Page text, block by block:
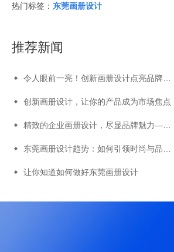
热门标签： 东莞画册设计
推荐新闻
创新画册设计，让你的产品成为市场焦点
精致的企业画册设计，尽显品牌魅力——专业设计打造
让你知道如何做好东莞画册设计